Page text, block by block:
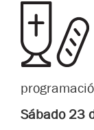
Sábado 23